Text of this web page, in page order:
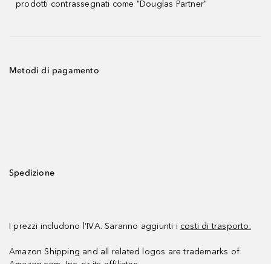
prodotti contrassegnati come "Douglas Partner"
Metodi di pagamento
Spedizione
I prezzi includono l’IVA. Saranno aggiunti i costi di trasporto.
Amazon Shipping and all related logos are trademarks of